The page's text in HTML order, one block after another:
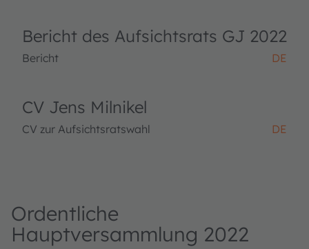
Bericht des Aufsichtsrats GJ 2022
Bericht DE
CV Jens Milnikel
CV zur Aufsichtsratswahl DE
Ordentliche
Hauptversammlung 2022